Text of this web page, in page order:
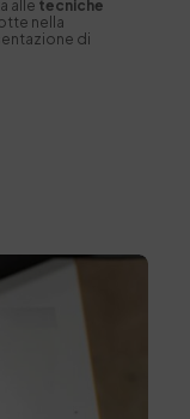
alle tecniche
nella
di